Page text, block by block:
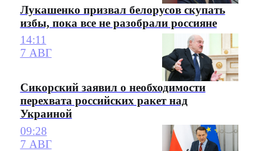
Лукашенко призвал белорусов скупать
избы, пока все не разобрали россияне
14:11
7 АВГ
Сикорский заявил о необходимости
перехвата российских ракет над
Украиной
09:28
7 АВГ